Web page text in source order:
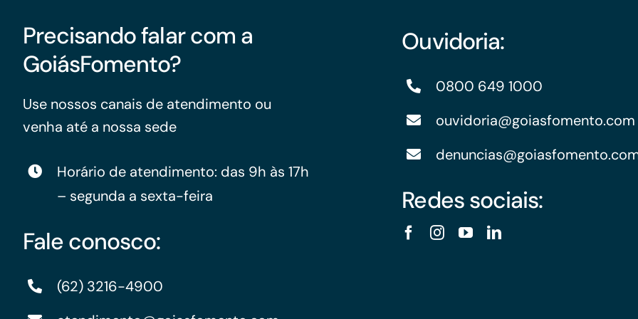
Precisando falar com a
GoiásFomento?
Use nossos canais de atendimento ou
venha até a nossa sede
Horário de atendimento: das 9h às 17h
– segunda a sexta-feira
Fale conosco:
(62) 3216-4900
Ouvidoria:
0800 649 1000
ouvidoria@goiasfomento.com
Redes sociais: